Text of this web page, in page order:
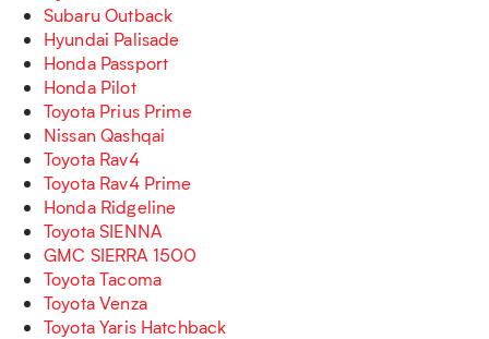
Subaru Outback
Hyundai Palisade
Honda Passport
Honda Pilot
Toyota Prius Prime
Nissan Qashqai
Toyota Rav4
Toyota Rav4 Prime
Honda Ridgeline
Toyota SIENNA
GMC SIERRA 1500
Toyota Tacoma
Toyota Venza
Toyota Yaris Hatchback